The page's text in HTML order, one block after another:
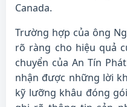
Canada.
Trường hợp của ông
rõ ràng cho hiệu quả
chuyển của An Tín
nhận được những lời
kỹ lưỡng khâu đóng